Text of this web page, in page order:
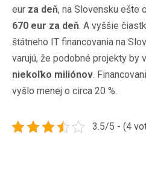
eur za deň, na Slovensku ešte
670 eur za deň. A vyššie
štátneho IT financovania na
varujú, že podobné projekty by
niekoľko miliónov.
vyšlo menej o circa 20 %.
3.5/5 - (4